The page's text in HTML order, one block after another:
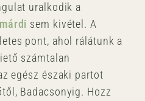
uralkodik a
sem kivétel. A
pont, ahol rálátunk a
számtalan
egész északi partot
Badacsonyig. Hozz